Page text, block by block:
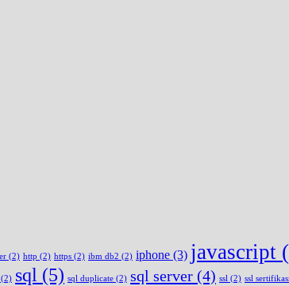
(2) http (2) https (2) ibm db2 (2) iphone (3) javascript
(2) sql (5) sql duplicate (2) sql server (4) ssl (2) ssl